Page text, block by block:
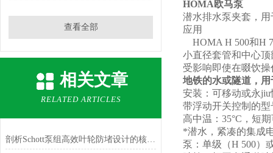
查看全部
相关文章
RELATED ARTICLES
剖析Schott泵组高效叶轮防堵设计的核心逻辑
HOMA欧马泵
潜水排水泵夹套，
应用
HOMA H 500和H
小直径套管和中心
受影响即使在啜饮
地铁的水或隧道，
安装：可移动或永jiu
带浮动开关控制的
高中温：35°C，短期
*潜水，紧凑的集成
泵：单级（H 500）